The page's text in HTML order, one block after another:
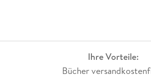
Ihre Vorteile:
Bücher